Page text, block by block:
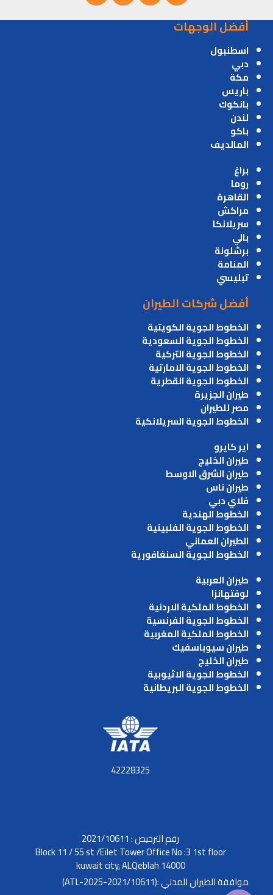
أفضل الوجهات
اسطنبول
دبي
مكة
باريس
بانكوك
لندن
باكو
المالديف
براغ
روما
القاهرة
مراكش
سريلانكا
بالي
برشلونة
المنامة
تبليسي
أفضل شركات الطيران
الخطوط الجوية الكويتية
الخطوط الجوية السعودية
الخطوط الجوية التركية
الخطوط الجوية الامارتية
الخطوط الجوية القطرية
طيران الجزيرة
مصر للطيران
الخطوط الجوية السريلانكية
اير كايرو
طيران الخليج
طيران الشرق الاوسط
طيران ناس
فلاي دبي
الخطوط الهندية
الخطوط الجوية الفلبينية
الطيران العماني
الخطوط الجوية السنغافورية
طيران العربية
لوفتهانزا
الخطوط الملكية الاردنية
الخطوط الجوية الفرنسية
الخطوط الملكية المغربية
طيران سيوباسفيك
طيران الخليج
الخطوط الجوية الاثيوبية
الخطوط الجوية البريطانية
42228325
رقم الترخيص : 2021/10611
Block 11 / 55 st /Eilet Tower Office No :3 1st floor
kuwait city, ALQeblah 14000
موافقة الطيران المدني :(2021/10611-ATL-2025)